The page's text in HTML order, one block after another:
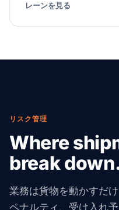
レーンを見る
リスク管理
Where
break
業務は貨物を動かすだ
ペナルティ、受け入れ